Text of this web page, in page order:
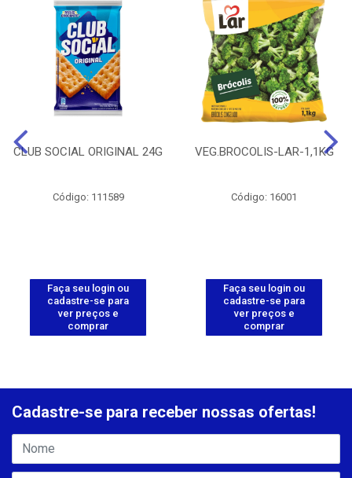
CLUB SOCIAL ORIGINAL 24G
Código: 111589
Faça seu login ou
cadastre-se para
ver preços e
comprar
VEG.BROCOLIS-LAR-1,1KG
Código: 16001
Faça seu login ou
cadastre-se para
ver preços e
comprar
Cadastre-se para receber nossas ofertas!